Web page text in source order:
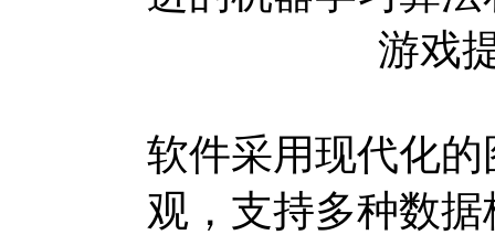
游戏
软件采用现代化
观，支持多种数